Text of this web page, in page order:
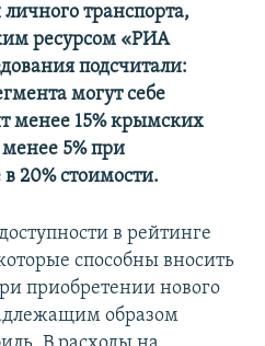
транспорта,
ресурсом «РИА
подсчитали:
могут себе
менее 15% крымских
5% при
20% стоимости.
в рейтинге
способны вносить
приобретении нового
образом